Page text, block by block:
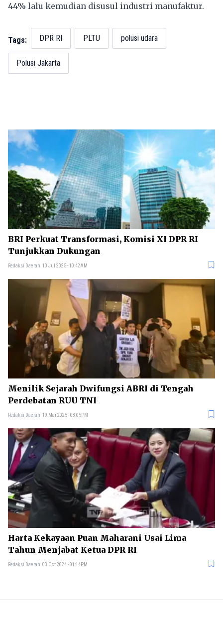
44% lalu kemudian disusul industri manufaktur.
Tags: DPR RI PLTU polusi udara
Polusi Jakarta
BRI Perkuat Transformasi, Komisi XI DPR RI
Tunjukkan Dukungan
Redaksi Daerah 10 Jul 2025 - 10:42AM
Menilik Sejarah Dwifungsi ABRI di Tengah
Perdebatan RUU TNI
Redaksi Daerah 19 Mar 2025 - 08:05PM
Harta Kekayaan Puan Maharani Usai Lima
Tahun Menjabat Ketua DPR RI
Redaksi Daerah 03 Oct 2024 - 01:14PM